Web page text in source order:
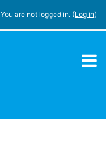
You are not logged in. (Log in)